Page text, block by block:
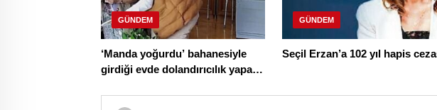
GÜNDEM
‘Manda yoğurdu’ bahanesiyle
girdiği evde dolandırıcılık yapan
GÜNDEM
Seçil Erzan’a 102 yıl hapis